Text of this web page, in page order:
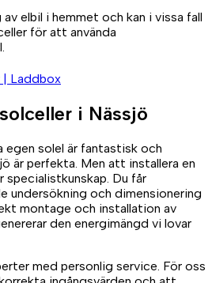
elbil i hemmet och kan i vissa fall
för att använda
| Laddbox
solceller i Nässjö
egen solel är fantastisk och
är perfekta. Men att installera en
specialistkunskap. Du får
undersökning och dimensionering
montage och installation av
den energimängd vi lovar
med personlig service. För oss